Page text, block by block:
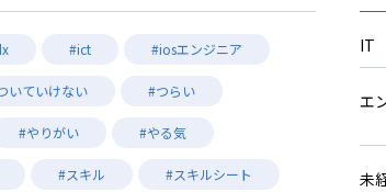
#ict #iosエンジニア
いていけない #つらい
#やりがい #やる気
#スキル #スキルシート
IT
エ
未